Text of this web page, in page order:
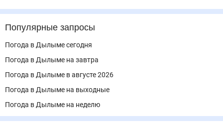
Популярные запросы
Погода в Дылыме сегодня
Погода в Дылыме на завтра
Погода в Дылыме в августе 2026
Погода в Дылыме на выходные
Погода в Дылыме на неделю